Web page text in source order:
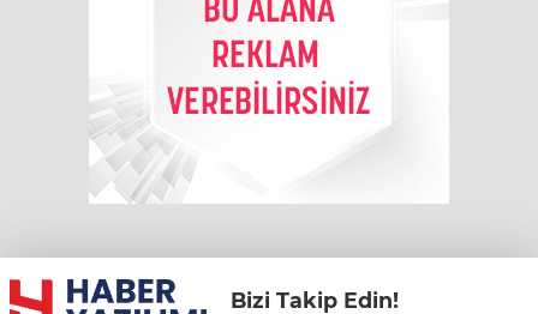
Bizi Takip Edin!